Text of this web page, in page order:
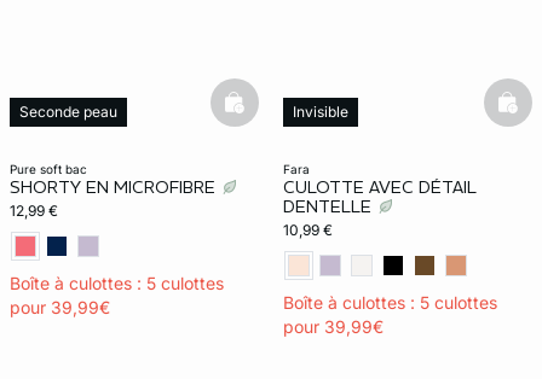
pure soft bac
SHORTY EN MICROFIBRE
12,99 €
Boîte à culottes : 5 culottes
pour 39,99€
Seconde peau
basketfull
fara
CULOTTE AVEC DÉTAIL
DENTELLE
10,99 €
Boîte à culottes : 5 culottes
pour 39,99€
Invisible